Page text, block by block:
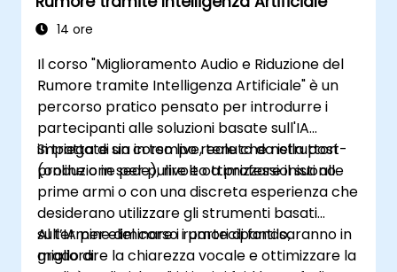
14 ore
Il corso "Miglioramento Audio e Riduzione del
Rumore tramite Intelligenza Artificiale" è un
percorso pratico pensato per introdurre i
partecipanti alle soluzioni basate sull'IA
impiegate sia in tempo reale che nella post-
produzione per pulire e ottimizzare il suono.
Si tratta di un corso live, tenuto da istruttori
(online o in sede), rivolto a professionisti alle
prime armi o con una discreta esperienza che
desiderano utilizzare gli strumenti basati
sull’IA per eliminare i rumori di fondo,
migliorare la chiarezza vocale e ottimizzare la
Al termine del corso i partecipanti saranno in
grado di: